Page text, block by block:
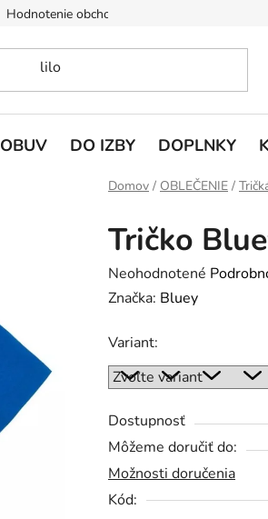
Hodnotenie obchodu
OBUV DO IZBY DOPLNKY
Domov / OBLEČENIE /
Tričko
Priemerné
hodnotenie
je
0,0
z
5
hviezdičiek.
Neohodnotené
Značka: Bluey
Variant:
Dostupnosť
Môžeme doručiť do:
Možnosti doručenia
Kód: